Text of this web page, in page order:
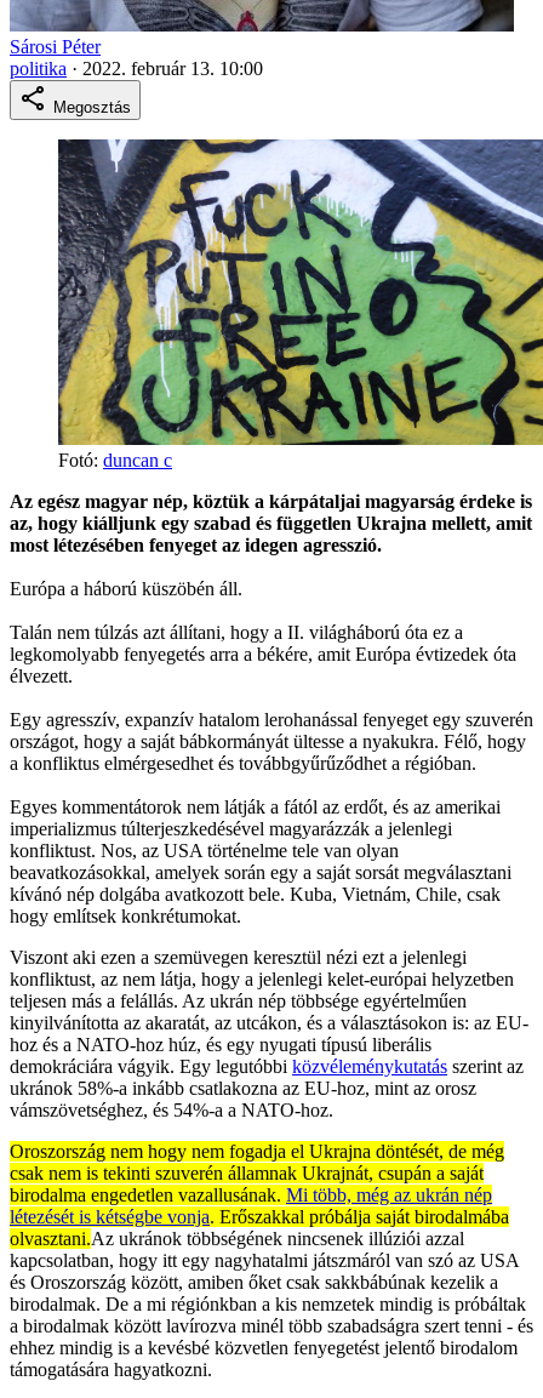
Sárosi Péter
politika · 2022. február 13. 10:00
Megosztás
Fotó: duncan c
Az egész magyar nép, köztük a kárpátaljai magyarság érdeke is
az, hogy kiálljunk egy szabad és független Ukrajna mellett, amit
most létezésében fenyeget az idegen agresszió.
Európa a háború küszöbén áll.
Talán nem túlzás azt állítani, hogy a II. világháború óta ez a
legkomolyabb fenyegetés arra a békére, amit Európa évtizedek óta
élvezett.
Egy agresszív, expanzív hatalom lerohanással fenyeget egy szuverén
országot, hogy a saját bábkormányát ültesse a nyakukra. Félő, hogy
a konfliktus elmérgesedhet és továbbgyűrűződhet a régióban.
Egyes kommentátorok nem látják a fától az erdőt, és az amerikai
imperializmus túlterjeszkedésével magyarázzák a jelenlegi
konfliktust. Nos, az USA történelme tele van olyan
beavatkozásokkal, amelyek során egy a saját sorsát megválasztani
kívánó nép dolgába avatkozott bele. Kuba, Vietnám, Chile, csak
hogy említsek konkrétumokat.
Viszont aki ezen a szemüvegen keresztül nézi ezt a jelenlegi
konfliktust, az nem látja, hogy a jelenlegi kelet-európai helyzetben
teljesen más a felállás. Az ukrán nép többsége egyértelműen
kinyilvánította az akaratát, az utcákon, és a választásokon is: az EU-
hoz és a NATO-hoz húz, és egy nyugati típusú liberális
demokráciára vágyik. Egy legutóbbi közvéleménykutatás szerint az
ukránok 58%-a inkább csatlakozna az EU-hoz, mint az orosz
vámszövetséghez, és 54%-a a NATO-hoz.
Oroszország nem hogy nem fogadja el Ukrajna döntését, de még
csak nem is tekinti szuverén államnak Ukrajnát, csupán a saját
birodalma engedetlen vazallusának. Mi több, még az ukrán nép
létezését is kétségbe vonja. Erőszakkal próbálja saját birodalmába
olvasztani.Az ukránok többségének nincsenek illúziói azzal
kapcsolatban, hogy itt egy nagyhatalmi játszmáról van szó az USA
és Oroszország között, amiben őket csak sakkbábúnak kezelik a
birodalmak. De a mi régiónkban a kis nemzetek mindig is próbáltak
a birodalmak között lavírozva minél több szabadságra szert tenni - és
ehhez mindig is a kevésbé közvetlen fenyegetést jelentő birodalom
támogatására hagyatkozni.